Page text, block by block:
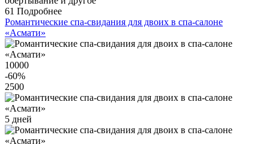
61 Подробнее
Романтические спа-свидания для двоих в спа-салоне
«Асмати»
10000
-60%
2500
5 дней